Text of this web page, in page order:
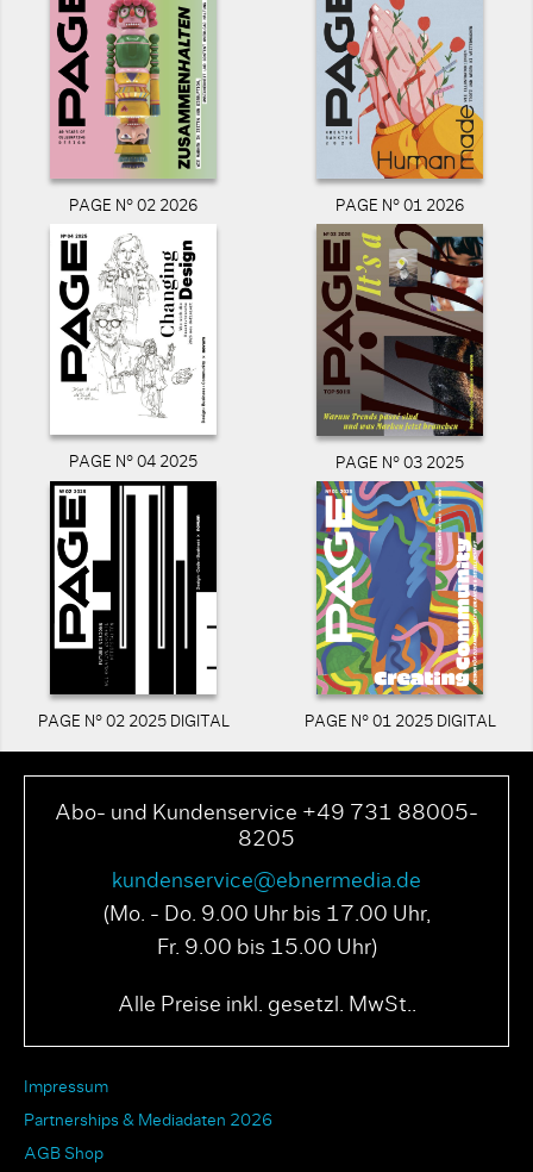
PAGE N° 02 2026 PAGE N° 01 2026
PAGE N° 04 2025 PAGE N° 03 2025
PAGE N° 02 2025 DIGITAL PAGE N° 01 2025 DIGITAL
Abo- und Kundenservice +49 731 88005-
8205
kundenservice@ebnermedia.de
(Mo. - Do. 9.00 Uhr bis 17.00 Uhr,
Fr. 9.00 bis 15.00 Uhr)
Alle Preise inkl. gesetzl. MwSt..
Impressum
Partnerships & Mediadaten 2026
AGB Shop